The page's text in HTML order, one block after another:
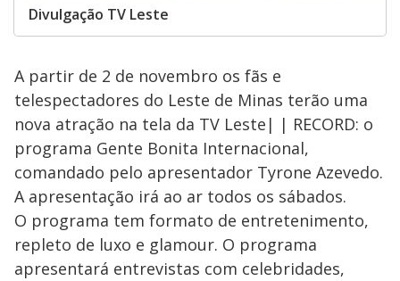
Divulgação TV Leste
A partir de 2 de novembro os fãs e
telespectadores do Leste de Minas terão uma
nova atração na tela da TV Leste| | RECORD: o
programa Gente Bonita Internacional,
comandado pelo apresentador Tyrone Azevedo.
A apresentação irá ao ar todos os sábados.
O programa tem formato de entretenimento,
repleto de luxo e glamour. O programa
apresentará entrevistas com celebridades,